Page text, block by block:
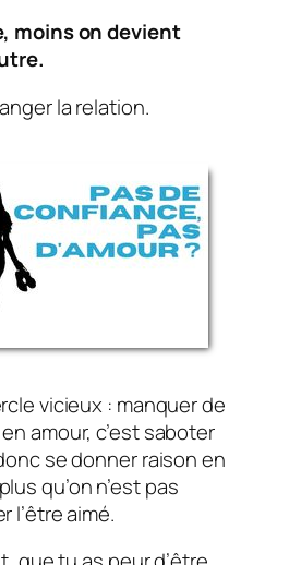
moins on devient
la relation.
vicieux : manquer de
amour, c’est saboter
se donner raison en
qu’on n’est pas
l’être aimé.